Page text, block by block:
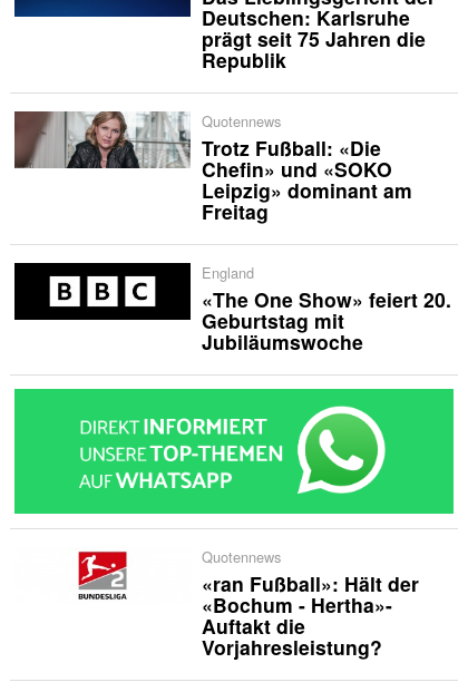
Deutschen: Karlsruhe
prägt seit 75 Jahren die
Republik
Quotennews
Trotz Fußball: «Die
Chefin» und «SOKO
Leipzig» dominant am
Freitag
England
«The One Show» feiert 20.
Geburtstag mit
Jubiläumswoche
Quotennews
«ran Fußball»: Hält der
«Bochum - Hertha»-
Auftakt die
Vorjahresleistung?